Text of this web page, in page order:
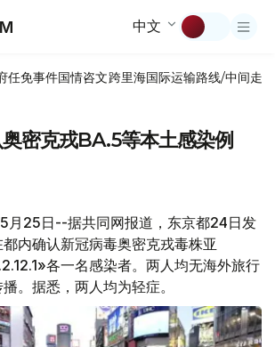
中文
任免事件国情咨文跨里海国际运输路线/中间走廊
密克戎BA.5等本土感染例
月25日--据共同网报道，东京都24日发
内确认新冠病毒奥密克戎毒株亚
各一名感染者。两人均无海外旅行
。据悉，两人均为轻症。